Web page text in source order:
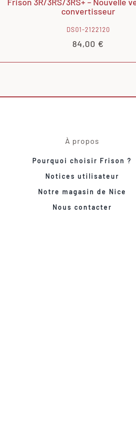
convertisseur
DS01-2122120
84,00 €
À propos
Pourquoi choisir Frison ?
Notices utilisateur
Notre magasin de Nice
Nous contacter